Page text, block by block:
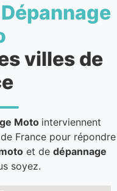
villes de
Moto interviennent
France pour répondre
et de dépannage
soyez.